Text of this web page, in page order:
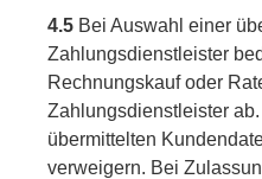
4.5 Bei Auswahl einer
Zahlungsdienstleister
Rechnungskauf oder
Zahlungsdienstleister
übermittelten
verweigern. Bei